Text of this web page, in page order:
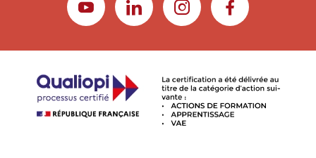
YOUTUBELINKEDININSTAGRAMFACEBOOK